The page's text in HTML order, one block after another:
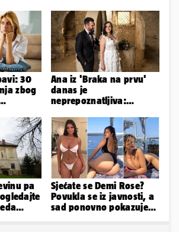
30
zbog
Ana iz 'Braka na prvu'
danas je
neprepoznatljiva:
ovako sad izgleda
pa
Sjećate se Demi Rose?
Povukla se iz javnosti, a
sad ponovno pokazuje